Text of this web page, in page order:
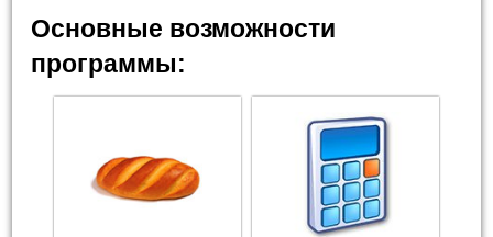
Основные возможности
программы: